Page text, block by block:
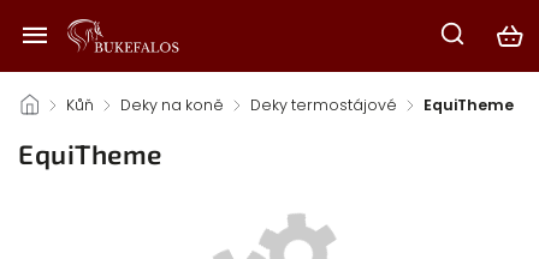
/ Kůň / Deky na koně / Deky termostájové / EquiTheme
EquiTheme